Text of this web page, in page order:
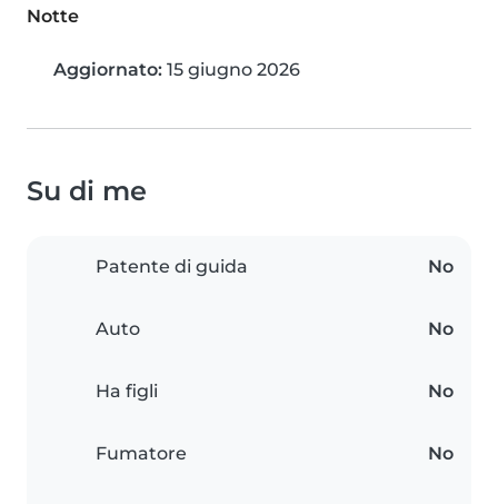
Notte
Aggiornato: 15 giugno 2026
Su di me
Patente di guida No
Auto No
Ha figli No
Fumatore No